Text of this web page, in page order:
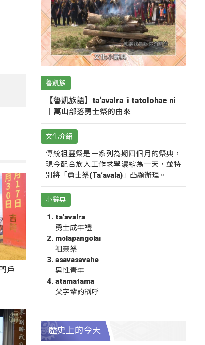
戶
魯凱族
【魯凱族語】ta‘avalra ‘i tatolohae ni
｜萬山部落勇士祭的由來
文化介紹
傳統祖靈祭是一系列為期四個月的祭典，
現今配合族人工作求學濃縮為一天，並特
別將「勇士祭(Ta‘avala)」凸顯辦理。
小辭典
ta‘avalra
勇士成年禮
molapangolai
祖靈祭
asavasavahe
男性青年
atamatama
父字輩的稱呼
歷史上的今天